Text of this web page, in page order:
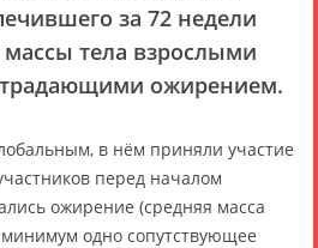
за 72 недели
тела взрослыми
ожирением.
в нём приняли участие
перед началом
ожирение (средняя масса
одно сопутствующее